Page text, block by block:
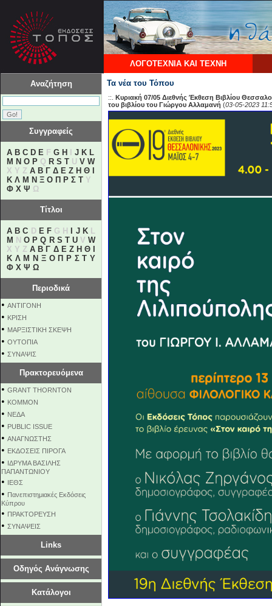
ΛΟΓΟΤΕΧΝΙΑ ΚΑΙ ΤΕΧΝΗ
Αναζήτηση
Συγγραφείς
A B C D E F G H J K L
M N O P Q R S T U V W
X Y Z Α Β Γ Δ Ε Ζ Η Θ
Κ Λ Μ Ν Ξ Ο Π Ρ Σ Τ Υ
Φ Χ Ψ Ω
Τίτλοι
A B C D E FG H J KL
M NO P Q R S T UVW
X Y ZΑ Β Γ Δ Ε Ζ Η Θ
Κ Λ Μ Ν Ξ Ο Π Ρ Σ Τ Υ
Φ Χ Ψ Ω
Περιοδικά
• ΑΝΤΙΓΟΝΗ
• ΚΡΙΣΗ
• ΜΑΡΞΙΣΤΙΚΗ ΣΚΕΨΗ
• ΟΥΤΟΠΙΑ
• ΣΥΝΑΨΙΣ
Πρακτορευόμενα
• GRANT THORNTON
• KOMMON
• NEΔΑ
• PUBLIC ISSUE
• ΑΝΑΓΝΩΣΤΗΣ
• ΕΚΔΟΣΕΙΣ ΠΙΡΟΓΑ
• ΙΔΡΥΜΑ ΒΑΣΙΛΗΣ
ΠΑΠΑΝΤΩΝΙΟΥ
• ΙΕΘΣ
• Πανεπιστημιακές Εκδόσεις
Κύπρου
• ΠΡΑΚΤΟΡΕΥΣΗ
• ΣΥΝΑΨΕΙΣ
Links
Οδηγός Ανάγνωσης
Κατάλογοι
Τα νέα του Τόπου
::. Κυριακή 07/05 Διεθνής Έκθεση Βιβλίου
του βιβλίου του Γιώργου Αλλαμανή (03-05-2023